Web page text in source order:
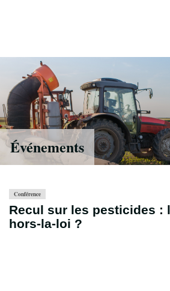
Événements
Conférence
Recul sur les pesticides :
hors-la-loi ?